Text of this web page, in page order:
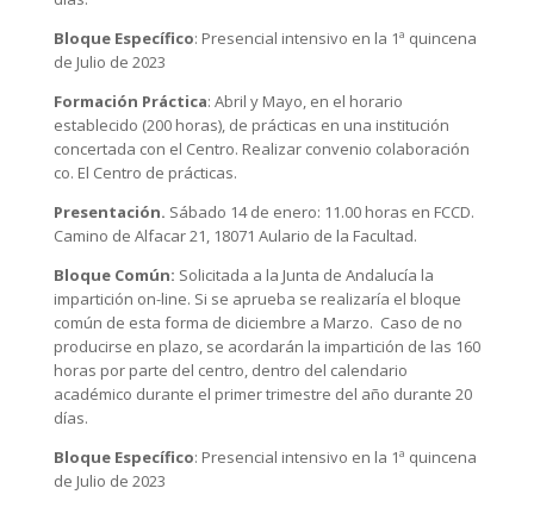
Bloque Específico: Presencial intensivo en la 1ª quincena
de Julio de 2023
Formación Práctica: Abril y Mayo, en el horario
establecido (200 horas), de prácticas en una institución
concertada con el Centro. Realizar convenio colaboración
co. El Centro de prácticas.
Presentación. Sábado 14 de enero: 11.00 horas en FCCD.
Camino de Alfacar 21, 18071 Aulario de la Facultad.
Bloque Común: Solicitada a la Junta de Andalucía la
impartición on-line. Si se aprueba se realizaría el bloque
común de esta forma de diciembre a Marzo. Caso de no
producirse en plazo, se acordarán la impartición de las 160
horas por parte del centro, dentro del calendario
académico durante el primer trimestre del año durante 20
días.
Bloque Específico: Presencial intensivo en la 1ª quincena
de Julio de 2023